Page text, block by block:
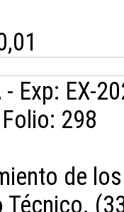
- Exp: EX-
298
de
Técnico.